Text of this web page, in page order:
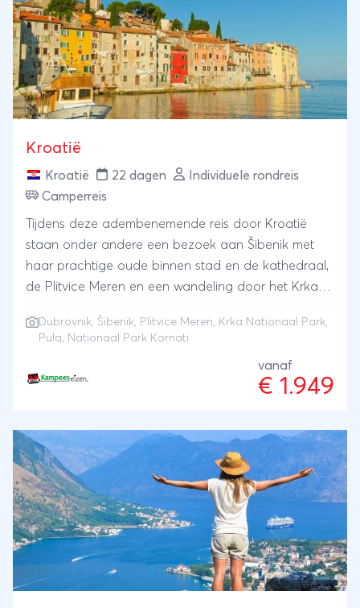
Kroatië
Kroatië 22 dagen
Individuele rondreis
Camperreis
Tijdens deze adembenemende reis door Kroatië
staan onder andere een bezoek aan Šibenik met
haar prachtige oude binnen stad en de kathedraal,
de Plitvice Meren en een wandeling door het Krka
busexcursie naar Pula, een boottocht naar
ontbreken niet. Kortom, u kijkt uw ogen uit in de
bijzondere natuur en de levendige steden. Kroatië
Dubrovnik, Šibenik, Plitvice Meren, Krka Nationaal Park,
Pula, Nationaal Park Kornati
vanaf
€ 1.949